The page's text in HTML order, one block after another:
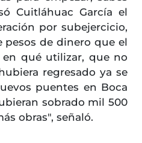
Cuitláhuac García el
por subejercicio,
de dinero que el
qué utilizar, que no
regresado ya se
puentes en Boca
sobrado mil 500
obras", señaló.